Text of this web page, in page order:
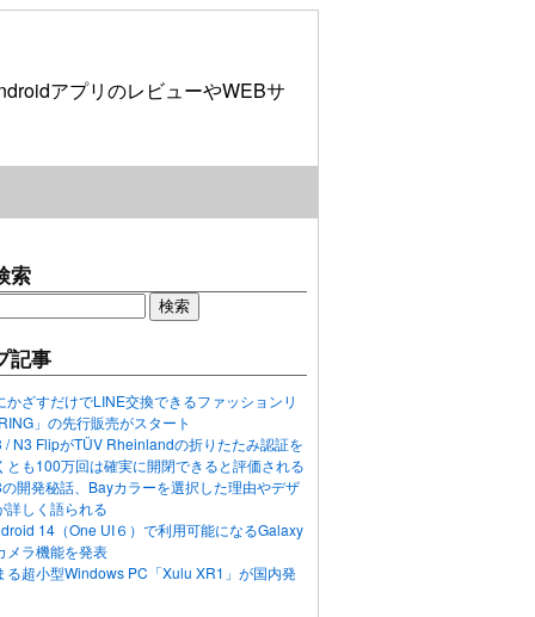
アプリのレビューやWEBサ
索
記事
かざすだけでLINE交換できるファッションリ
」の先行販売がスタート
/ N3 FlipがTÜV Rheinlandの折りたたみ認証を
とも100万回は確実に開閉できると評価される
開発秘話、Bayカラーを選択した理由やデザ
詳しく語られる
14（One UI６）で利用可能になるGalaxy
メラ機能を発表
る超小型Windows PC「Xulu XR1」が国内発